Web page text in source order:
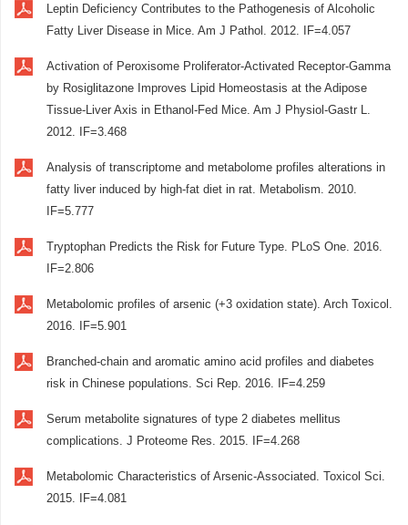
Leptin Deficiency Contributes to the Pathogenesis of Alcoholic
Fatty Liver Disease in Mice. Am J Pathol. 2012. IF=4.057
Activation of Peroxisome Proliferator-Activated Receptor-Gamma
by Rosiglitazone Improves Lipid Homeostasis at the Adipose
Tissue-Liver Axis in Ethanol-Fed Mice. Am J Physiol-Gastr L.
2012. IF=3.468
Analysis of transcriptome and metabolome profiles alterations in
fatty liver induced by high-fat diet in rat. Metabolism. 2010.
IF=5.777
Tryptophan Predicts the Risk for Future Type. PLoS One. 2016.
IF=2.806
Metabolomic profiles of arsenic (+3 oxidation state). Arch Toxicol.
2016. IF=5.901
Branched-chain and aromatic amino acid profiles and diabetes
risk in Chinese populations. Sci Rep. 2016. IF=4.259
Serum metabolite signatures of type 2 diabetes mellitus
complications. J Proteome Res. 2015. IF=4.268
Metabolomic Characteristics of Arsenic-Associated. Toxicol Sci.
2015. IF=4.081